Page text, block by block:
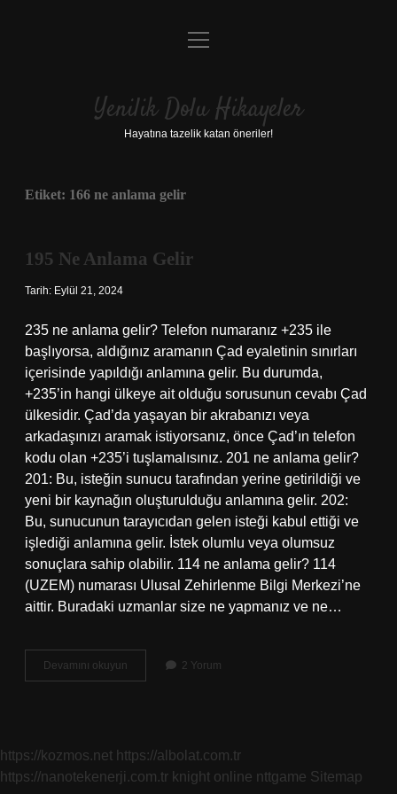
Anasayfa
Yasal Uyarı
menüyü
Yenilik Dolu Hikayeler
Hayatına tazelik katan öneriler!
Etiket: 166 ne anlama gelir
195 Ne Anlama Gelir
Tarih: Eylül 21, 2024
235 ne anlama gelir? Telefon numaranız +235 ile
başlıyorsa, aldığınız aramanın Çad eyaletinin sınırları
içerisinde yapıldığı anlamına gelir. Bu durumda,
+235’in hangi ülkeye ait olduğu sorusunun cevabı Çad
ülkesidir. Çad’da yaşayan bir akrabanızı veya
arkadaşınızı aramak istiyorsanız, önce Çad’ın telefon
kodu olan +235’i tuşlamalısınız. 201 ne anlama gelir?
201: Bu, isteğin sunucu tarafından yerine getirildiği ve
yeni bir kaynağın oluşturulduğu anlamına gelir. 202:
Bu, sunucunun tarayıcıdan gelen isteği kabul ettiği ve
işlediği anlamına gelir. İstek olumlu veya olumsuz
sonuçlara sahip olabilir. 114 ne anlama gelir? 114
(UZEM) numarası Ulusal Zehirlenme Bilgi Merkezi’ne
aittir. Buradaki uzmanlar size ne yapmanız ve ne…
Devamını okuyun
Ne
2 Yorum
https://kozmos.net https://albolat.com.tr
https://nanotekenerji.com.tr knight online nttgame Sitemap